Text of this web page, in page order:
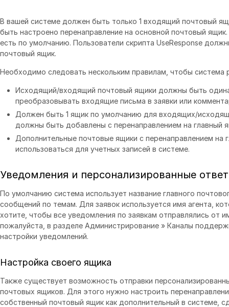
В вашей системе должен быть только 1 входящий почтовый
быть настроено перенаправление на основной почтовый
есть по умолчанию. Пользователи скрипта UseResponse
почтовый ящик.
Необходимо следовать нескольким правилам, чтобы система
Исходящий/входящий почтовый ящики должны быть
преобразовывать входящие письма в заявки или
Должен быть 1 ящик по умолчанию для входящих/
должны быть добавлены с перенаправлением на главный
Дополнительные почтовые ящики с перенаправлением на
использоваться для учетных записей в системе.
Уведомления и персонализированные
По умолчанию система использует название главного
сообщений по темам. Для заявок используется имя агента,
хотите, чтобы все уведомления по заявкам отправлялись от
пожалуйста, в разделе Администрирование » Каналы
настройки уведомлений.
Настройка своего ящика
Также существует возможность отправки
почтовых ящиков. Для этого нужно настроить
собственный почтовый ящик как дополнительный в системе,